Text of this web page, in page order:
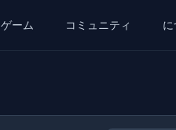
ゲーム コミュニティ